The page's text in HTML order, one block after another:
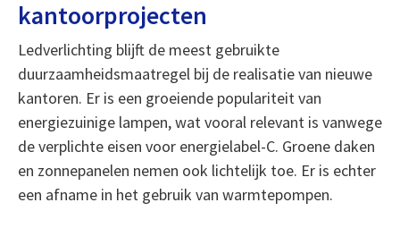
kantoorprojecten
Ledverlichting blijft de meest gebruikte
duurzaamheidsmaatregel bij de realisatie van nieuwe
kantoren. Er is een groeiende populariteit van
energiezuinige lampen, wat vooral relevant is vanwege
de verplichte eisen voor energielabel-C. Groene daken
en zonnepanelen nemen ook lichtelijk toe. Er is echter
een afname in het gebruik van warmtepompen.